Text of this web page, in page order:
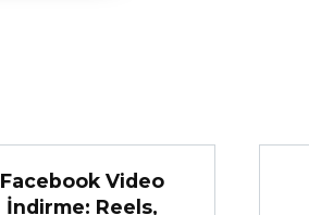
Facebook Video
İndirme: Reels,